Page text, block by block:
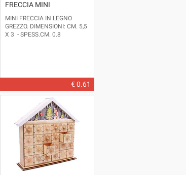
FRECCIA MINI
MINI FRECCIA IN LEGNO
GREZZO. DIMENSIONI: CM. 5,5
X 3 - SPESS.CM. 0.8
€ 0.61